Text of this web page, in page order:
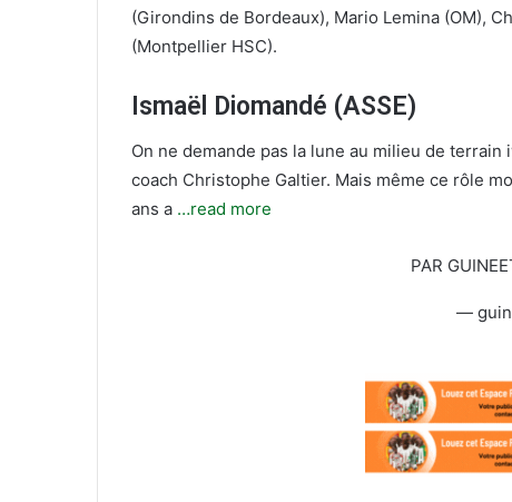
(Girondins de Bordeaux), Mario Lemina (OM),
(Montpellier HSC).
Ismaël Diomandé (ASSE)
On ne demande pas la lune au milieu de
coach Christophe Galtier. Mais même ce rôle
ans a …read more
PAR
—